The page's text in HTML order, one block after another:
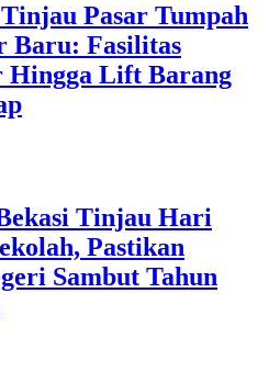
Pasar Tumpah
Baru: Fasilitas
Hingga Lift Barang
Tinjau Hari
Pastikan
Sambut Tahun